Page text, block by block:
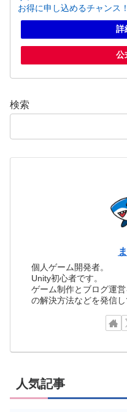
お得に申し込めるチャンス！
詳
公
検索
個人ゲーム開発者。
Unity初心者です。
ゲーム制作とブログ運
の解決方法などを発信し
人気記事